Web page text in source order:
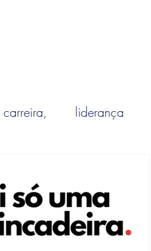
carreira, liderança